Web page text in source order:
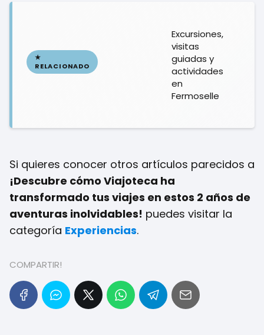
Excursiones,
visitas
guiadas y
actividades
en
Fermoselle
Si quieres conocer otros artículos parecidos a
¡Descubre cómo Viajoteca ha
transformado tus viajes en estos 2 años de
aventuras inolvidables! puedes visitar la
categoría Experiencias.
COMPARTIR!